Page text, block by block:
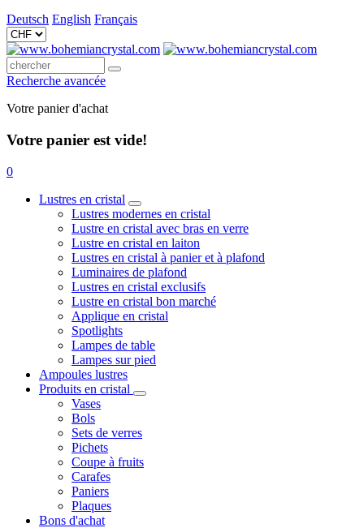
Deutsch English Français
Recherche avancée
Votre panier d'achat
Votre panier est vide!
0
Lustres en cristal
Lustres modernes en cristal
Lustre en cristal avec bras en verre
Lustre en cristal en laiton
Lustres en cristal à panier et à plafond
Luminaires de plafond
Lustres en cristal exclusifs
Lustre en cristal bon marché
Applique en cristal
Spotlights
Lampes de table
Lampes sur pied
Ampoules lustres
Produits en cristal
Vases
Bols
Sets de verres
Pichets
Coupe à fruits
Carafes
Paniers
Plaques
Bons d'achat